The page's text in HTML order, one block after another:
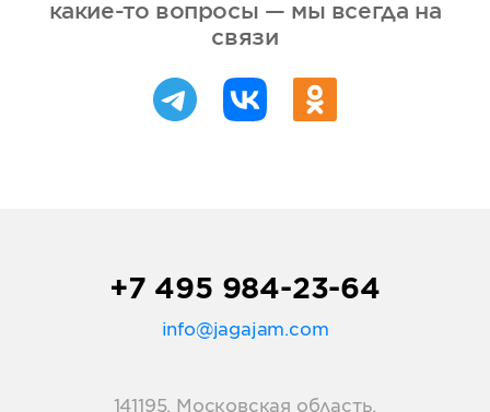
какие-то вопросы — мы всегда на
связи
+7 495 984-23-64
info@jagajam.com
141195, Московская область,